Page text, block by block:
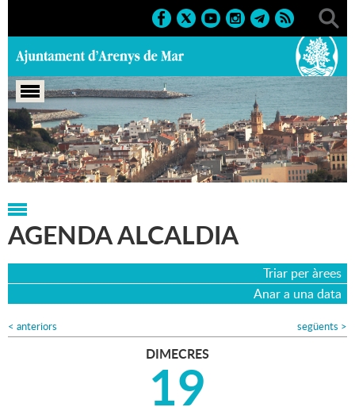
Portada > Agenda > Agenda Alcaldia > 19-10-2016
AGENDA ALCALDIA
Triar per àrees
Anar a una data
< anteriors següents >
DIMECRES
19